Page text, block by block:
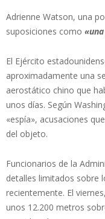
Adrienne Watson, una
suposiciones como
El Ejército
aproximadamente una
aerostático chino que
unos días. Según
«espía», acusaciones
del objeto.
Funcionarios de la
detalles limitados sobre
recientemente. El
unos 12.200 metros